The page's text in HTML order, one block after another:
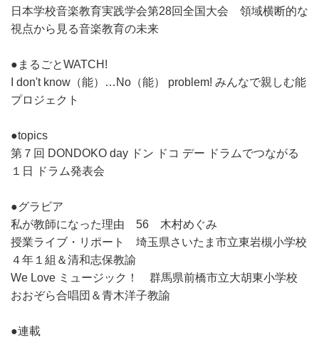
日本学校音楽教育実践学会第28回全国大会 領域横断的な
視点から見る音楽教育の未来
●まるごとWATCH!
I don't know（能）…No（能） problem! みんなで親しむ能
プロジェクト
●topics
第７回 DONDOKO day ドン ドコ デー ドラムでつながる
１日 ドラム発表会
●グラビア
私が教師になった理由 56 木村めぐみ
授業ライブ・リポート 埼玉県さいたま市立東岩槻小学校
４年１組＆清和志保教諭
We Love ミュージック！ 群馬県前橋市立大胡東小学校
おおぞら合唱団＆青木洋子教諭
●連載